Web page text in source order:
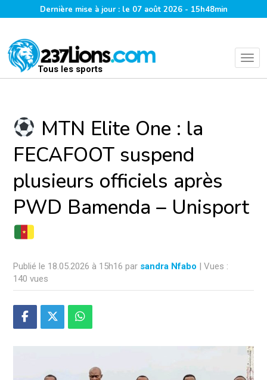
Dernière mise à jour : le 07 août 2026 - 15h48min
Tous les sports
MTN Elite One : la
FECAFOOT suspend
plusieurs officiels après
PWD Bamenda – Unisport
Publié le 18.05.2026 à 15h16 par sandra Nfabo | Vues :
140 vues